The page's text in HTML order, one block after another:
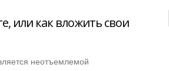
или как вложить свои
неотъемлемой